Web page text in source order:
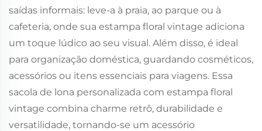
saídas informais: leve-a à praia, ao parque ou à
cafeteria, onde sua estampa floral vintage adiciona
um toque lúdico ao seu visual. Além disso, é ideal
para organização doméstica, guardando cosméticos,
acessórios ou itens essenciais para viagens. Essa
sacola de lona personalizada com estampa floral
vintage combina charme retrô, durabilidade e
versatilidade, tornando-se um acessório